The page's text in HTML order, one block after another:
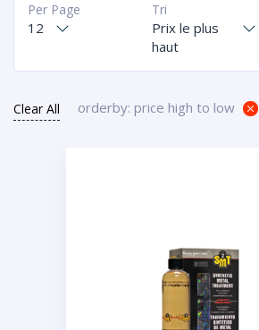
Tri
Prix le plus
haut
Per Page
12
Clear All orderby: price high to low